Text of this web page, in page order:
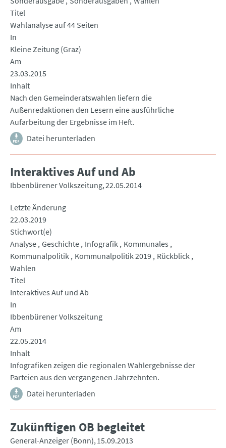
Titel
Wahlanalyse auf 44 Seiten
In
Kleine Zeitung (Graz)
Am
23.03.2015
Inhalt
Nach den Gemeinderatswahlen liefern die
Außenredaktionen den Lesern eine ausführliche
Aufarbeitung der Ergebnisse im Heft.
Datei herunterladen
Interaktives Auf und Ab
Ibbenbürener Volkszeitung 22.05.2014
Letzte Änderung
22.03.2019
Stichwort(e)
Analyse Geschichte Infografik Kommunales
Kommunalpolitik Kommunalpolitik 2019 Rückblick
Wahlen
Titel
Interaktives Auf und Ab
In
Ibbenbürener Volkszeitung
Am
22.05.2014
Inhalt
Infografiken zeigen die regionalen Wahlergebnisse der
Parteien aus den vergangenen Jahrzehnten.
Datei herunterladen
Zukünftigen OB begleitet
General-Anzeiger (Bonn) 15.09.2013